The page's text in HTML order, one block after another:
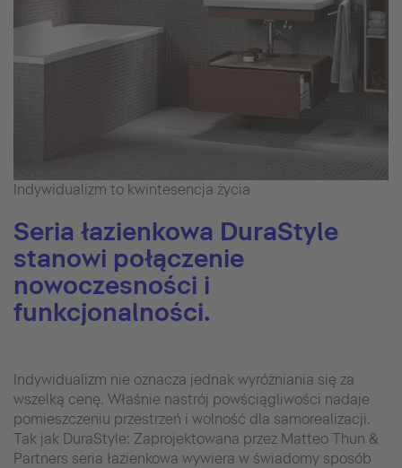
Indywidualizm to kwintesencja życia
Seria łazienkowa DuraStyle
stanowi połączenie
nowoczesności i
funkcjonalności.
Indywidualizm nie oznacza jednak wyróżniania się za
wszelką cenę. Właśnie nastrój powściągliwości nadaje
pomieszczeniu przestrzeń i wolność dla samorealizacji.
Tak jak DuraStyle: Zaprojektowana przez Matteo Thun &
Partners seria łazienkowa wywiera w świadomy sposób